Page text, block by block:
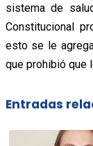
sistema de
Constitucional
esto se le
que prohibió que
Entradas